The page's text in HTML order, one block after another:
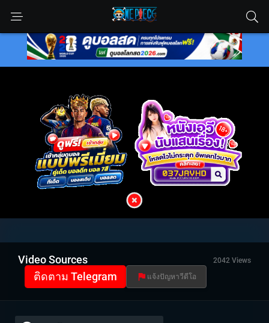
Video Sources 2042 Views
ติดตาม Telegram แจ้งปัญหาวีดีโอ